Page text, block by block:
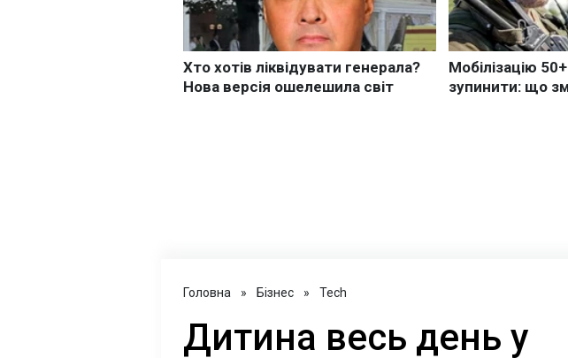
Головна » Бізнес » Tech
Дитина весь день у